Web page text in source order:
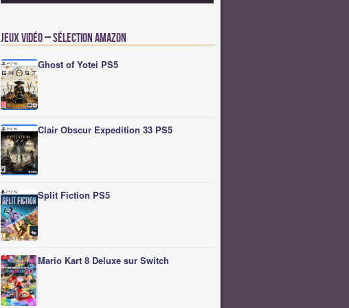
Jeux vidéo – Sélection Amazon
Ghost of Yotei PS5
Clair Obscur Expedition 33 PS5
Split Fiction PS5
Mario Kart 8 Deluxe sur Switch